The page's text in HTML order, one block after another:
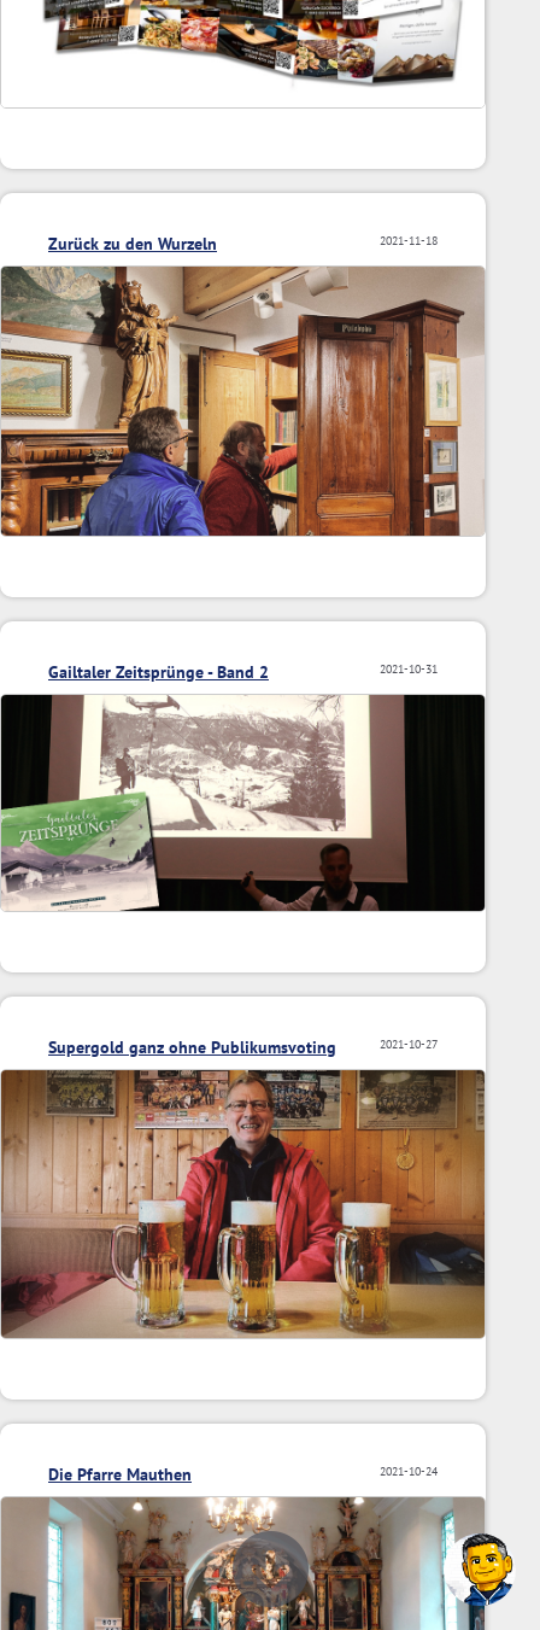
2021-11-18
Zurück zu den Wurzeln
2021-10-31
Gailtaler Zeitsprünge - Band 2
2021-10-27
Supergold ganz ohne Publikumsvoting
2021-10-24
Die Pfarre Mauthen